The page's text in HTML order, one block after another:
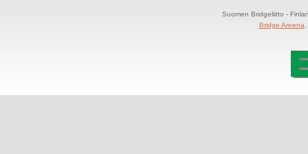
Suomen Bridgeliitto -
Bridge Areena